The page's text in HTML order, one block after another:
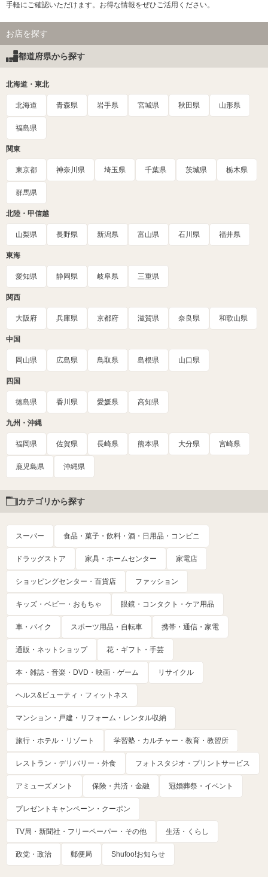
手軽にご確認いただけます。お得な情報をぜひご活用ください。
お店を探す
都道府県から探す
北海道・東北
北海道 青森県 岩手県 宮城県 秋田県 山形県
福島県
関東
東京都 神奈川県 埼玉県 千葉県 茨城県 栃木県
群馬県
北陸・甲信越
山梨県 長野県 新潟県 富山県 石川県 福井県
東海
愛知県 静岡県 岐阜県 三重県
関西
大阪府 兵庫県 京都府 滋賀県 奈良県 和歌山県
中国
岡山県 広島県 鳥取県 島根県 山口県
四国
徳島県 香川県 愛媛県 高知県
九州・沖縄
福岡県 佐賀県 長崎県 熊本県 大分県 宮崎県
鹿児島県 沖縄県
カテゴリから探す
スーパー 食品・菓子・飲料・酒・日用品・コンビニ
ドラッグストア 家具・ホームセンター 家電店
ショッピングセンター・百貨店 ファッション
キッズ・ベビー・おもちゃ 眼鏡・コンタクト・ケア用品
車・バイク スポーツ用品・自転車 携帯・通信・家電
通販・ネットショップ 花・ギフト・手芸
本・雑誌・音楽・DVD・映画・ゲーム リサイクル
ヘルス&ビューティ・フィットネス
マンション・戸建・リフォーム・レンタル収納
旅行・ホテル・リゾート 学習塾・カルチャー・教育・教習所
レストラン・デリバリー・外食 フォトスタジオ・プリントサービス
アミューズメント 保険・共済・金融 冠婚葬祭・イベント
プレゼントキャンペーン・クーポン
TV局・新聞社・フリーペーパー・その他 生活・くらし
政党・政治 郵便局 Shufoo!お知らせ